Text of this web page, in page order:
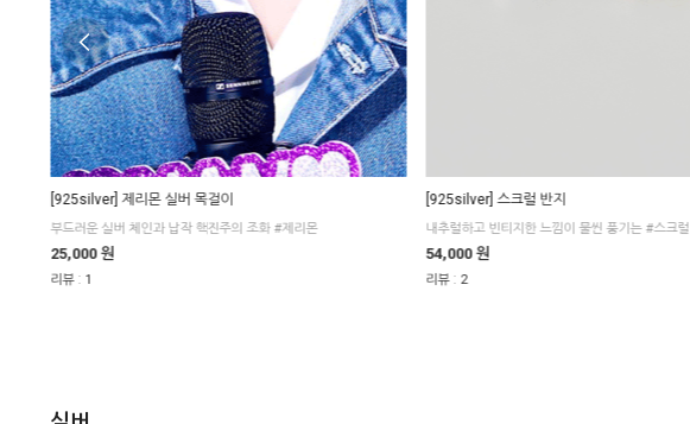
[925silver] 제리몬 실버 목걸이
부드러운 실버 체인과 납작 핵진주의 조화 #제리몬
25,000 원
리뷰: 1
[925silver] 스크럴 반지
내추럴하고 빈티지한 느낌이 물씬 풍기는 #스크럴
54,000 원
리뷰: 2